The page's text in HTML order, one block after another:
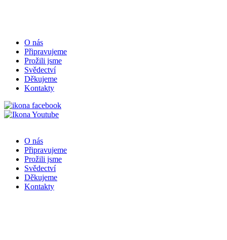
O nás
Připravujeme
Prožili jsme
Svědectví
Děkujeme
Kontakty
O nás
Připravujeme
Prožili jsme
Svědectví
Děkujeme
Kontakty